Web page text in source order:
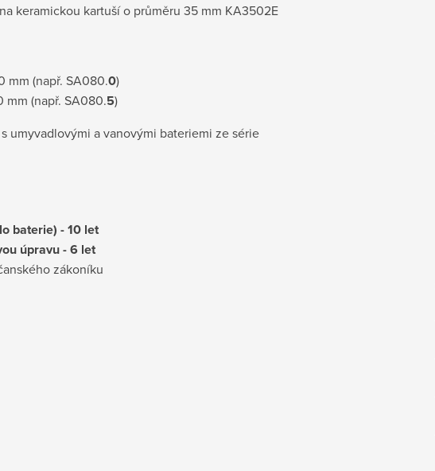
keramickou kartuší o průměru 35 mm KA3502​E
mm (např. SA080.0)
mm (např. SA080.5)
umyvadlovými a vanovými bateriemi ze série
baterie) - 10 let
úpravu - 6 let
zákoníku